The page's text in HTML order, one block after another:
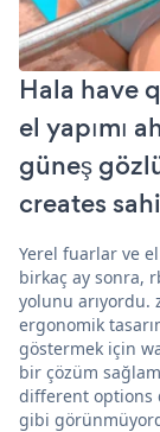
Hala have
el yapımı
güneş
creates
Yerel fuarlar ve
birkaç ay sonra,
yolunu
ergonomik
göstermek için
bir çözüm
different options
gibi